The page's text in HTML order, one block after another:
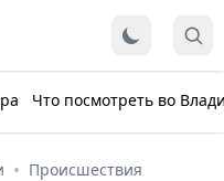
Что посмотреть во
Происшествия